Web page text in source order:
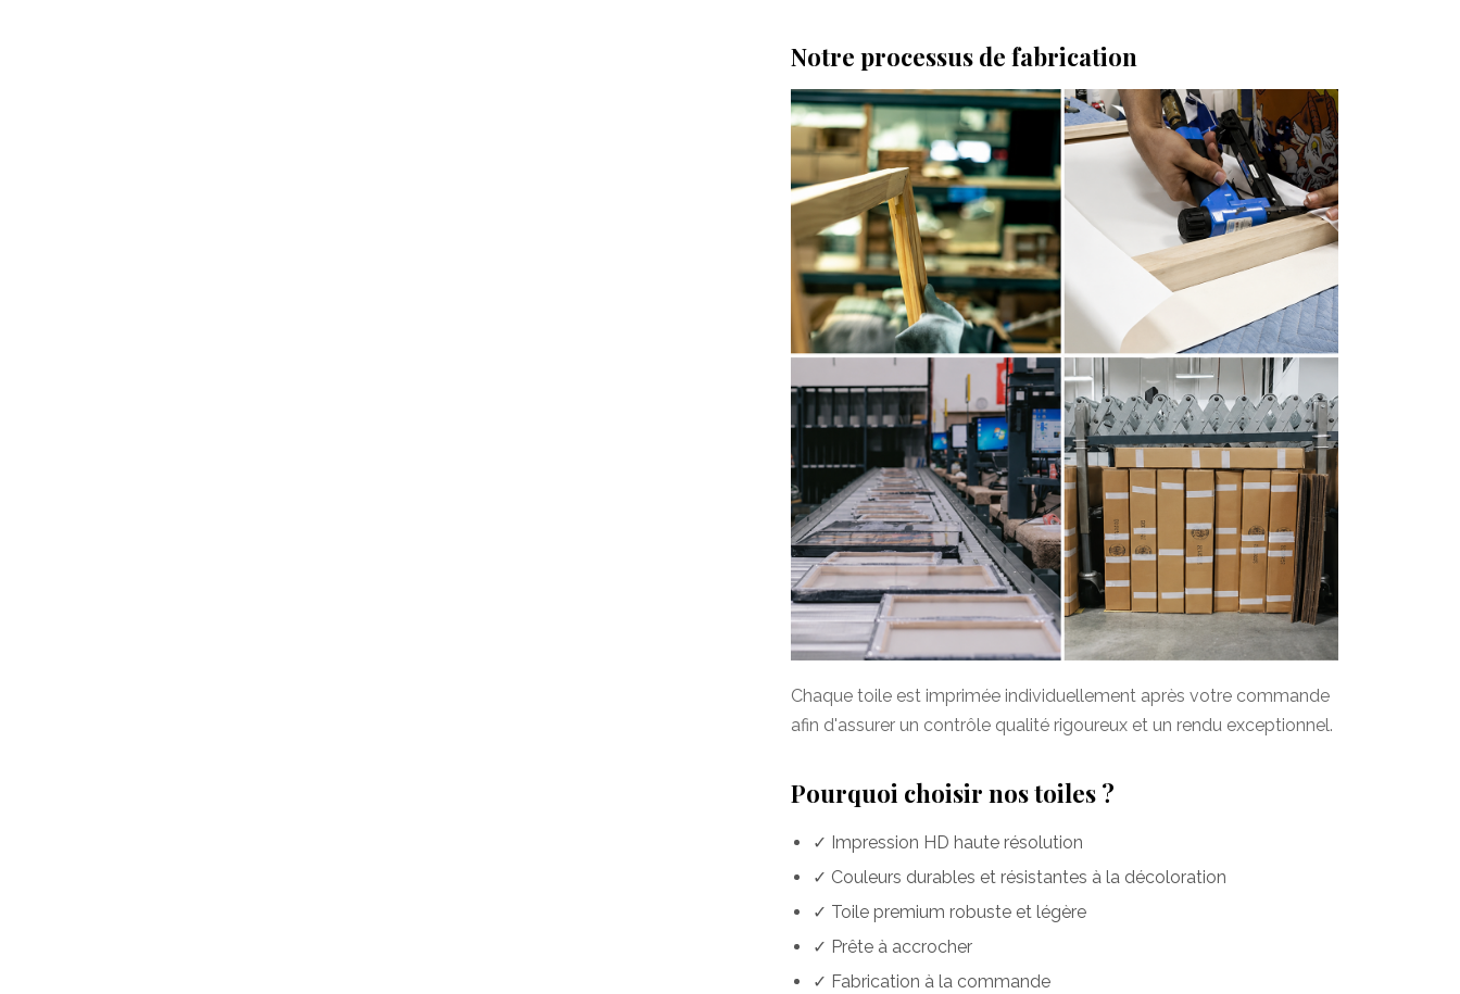
Notre processus de fabrication
Chaque toile est imprimée individuellement après votre commande
afin d'assurer un contrôle qualité rigoureux et un rendu exceptionnel.
Pourquoi choisir nos toiles ?
✓ Impression HD haute résolution
✓ Couleurs durables et résistantes à la décoloration
✓ Toile premium robuste et légère
✓ Prête à accrocher
✓ Fabrication à la commande